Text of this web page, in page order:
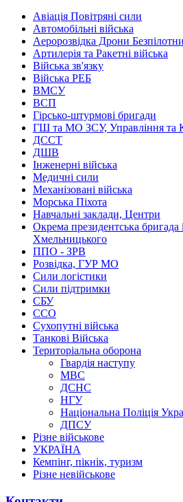
Авіація Повітряні сили
Автомобільні війська
Аеророзвідка Дрони
Артилерія та Ракетні війська
Війська зв'язку
Війська РЕБ
ВМСУ
ВСП
Гірсько-штурмові бригади
ГШ та МО ЗСУ, Управління та
ДССТ
ДШВ
Інженерні війська
Медичні сили
Механізовані війська
Морська Піхота
Навчальні заклади, Центри
Окрема президентська бригада
Хмельницького
ППО - ЗРВ
Розвідка, ГУР МО
Сили логістики
Сили підтримки
СБУ
ССО
Сухопутні війська
Танкові Війська
Територіальна оборона
Гвардія наступу
МВС
ДСНС
НГУ
Національна Поліція
ДПСУ
Різне військове
УКРАЇНА
Кемпінг, пікнік, туризм
Різне невійськове